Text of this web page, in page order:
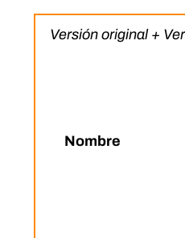
Versión original +
Nombre